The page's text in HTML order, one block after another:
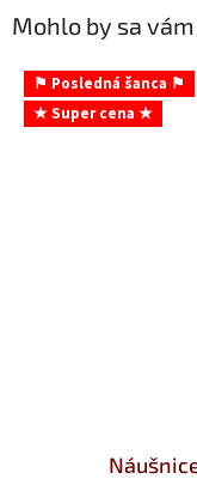
Mohlo by sa
⚑ Posledná šanca ⚑
★ Super cena ★